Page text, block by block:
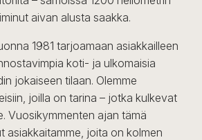
aivan alusta saakka.
1981 tarjoamaan asiakkailleen
koti- ja ulkomaisia
jokaiseen tilaan. Olemme
joilla on tarina – jotka kulkevat
Vuosikymmenten ajan tämä
asiakkaitamme, joita on kolmen